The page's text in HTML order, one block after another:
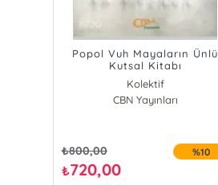
Popol Vuh Mayaların Ünlü
Kutsal Kitabı
Kolektif
CBN Yayınları
₺800,00
₺720,00
%10